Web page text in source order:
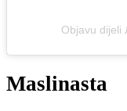
Objavu
Maslinasta